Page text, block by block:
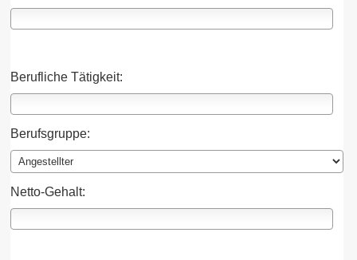
Berufliche Tätigkeit:
Berufsgruppe:
Netto-Gehalt: